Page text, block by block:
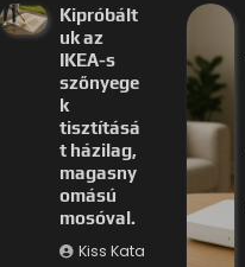
Kipróbált
uk az
IKEA-s
szőnyege
k
tisztításá
t házilag,
magasny
omású
mosóval.
Kiss Kata